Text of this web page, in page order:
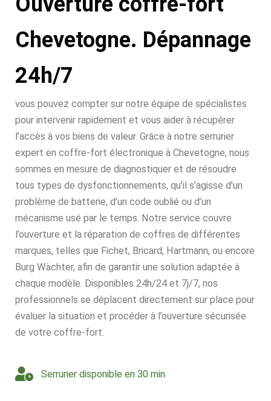
Chevetogne. Dépannage
24h/7
vous pouvez compter sur notre équipe de spécialistes
pour intervenir rapidement et vous aider à récupérer
l’accès à vos biens de valeur. Grâce à notre serrurier
expert en coffre-fort électronique à Chevetogne, nous
sommes en mesure de diagnostiquer et de résoudre
tous types de dysfonctionnements, qu’il s’agisse d’un
problème de batterie, d’un code oublié ou d’un
mécanisme usé par le temps. Notre service couvre
l’ouverture et la réparation de coffres de différentes
marques, telles que Fichet, Bricard, Hartmann, ou encore
Burg Wächter, afin de garantir une solution adaptée à
chaque modèle. Disponibles 24h/24 et 7j/7, nos
professionnels se déplacent directement sur place pour
évaluer la situation et procéder à l’ouverture sécurisée
de votre coffre-fort.
Serrurier disponible en 30 min